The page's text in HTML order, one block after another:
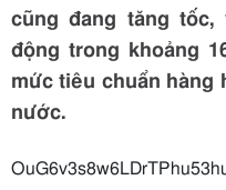
cũng đang tăng
động trong khoảng
mức tiêu chuẩn hàng
nước.